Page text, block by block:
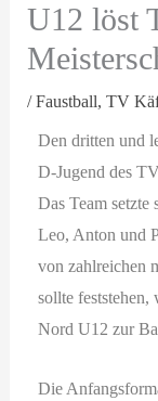
U12 löst
/Faustball, TV
Den dritten und
D-Jugend des
Das Team
Leo, Anton und
von zahlreichen
sollte feststehen,
Nord U12 zur
Die